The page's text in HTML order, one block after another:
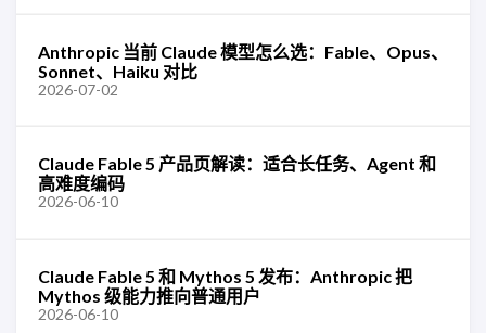
Anthropic 当前 Claude 模型怎么选：Fable、Opus、
Sonnet、Haiku 对比
2026-07-02
Claude Fable 5 产品页解读：适合长任务、Agent 和
高难度编码
2026-06-10
Claude Fable 5 和 Mythos 5 发布：Anthropic 把
Mythos 级能力推向普通用户
2026-06-10